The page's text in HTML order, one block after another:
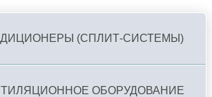
(СПЛИТ-СИСТЕМЫ)
ОБОРУДОВАНИЕ